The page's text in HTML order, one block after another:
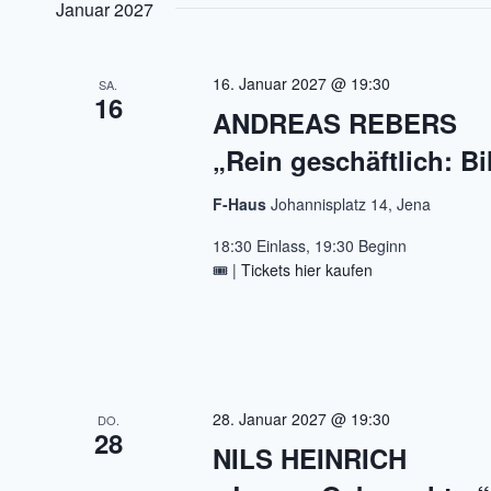
Januar 2027
SA.
16
ANDREAS REBERS
„Rein geschäftlich:
16. Januar 2027 @ 19:30
F-HausJohannisplatz 14, Jena
18:30 Einlass, 19:30 Beginn
🎟️ |Tickets hier kaufen
DO.
28
NILS HEINRICH
28. Januar 2027 @ 19:30